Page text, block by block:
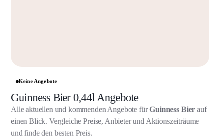
Keine Angebote
Guinness Bier 0,44l Angebote
Alle aktuellen und kommenden Angebote fürGuinness Bier auf
einen Blick. Vergleiche Preise, Anbieter und Aktionszeiträume
und finde den besten Preis.